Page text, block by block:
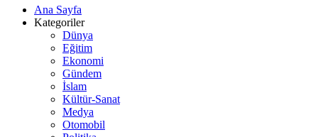
Ana Sayfa
Kategoriler
Dünya
Eğitim
Ekonomi
Gündem
İslam
Kültür-Sanat
Medya
Otomobil